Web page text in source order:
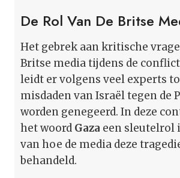
De Rol Van De Britse
Het gebrek aan kritische
Britse media tijdens de
leidt er volgens veel experts
misdaden van Israël tegen de
worden genegeerd. In deze
het woord Gaza een sleutelrol
van hoe de media deze
behandeld.